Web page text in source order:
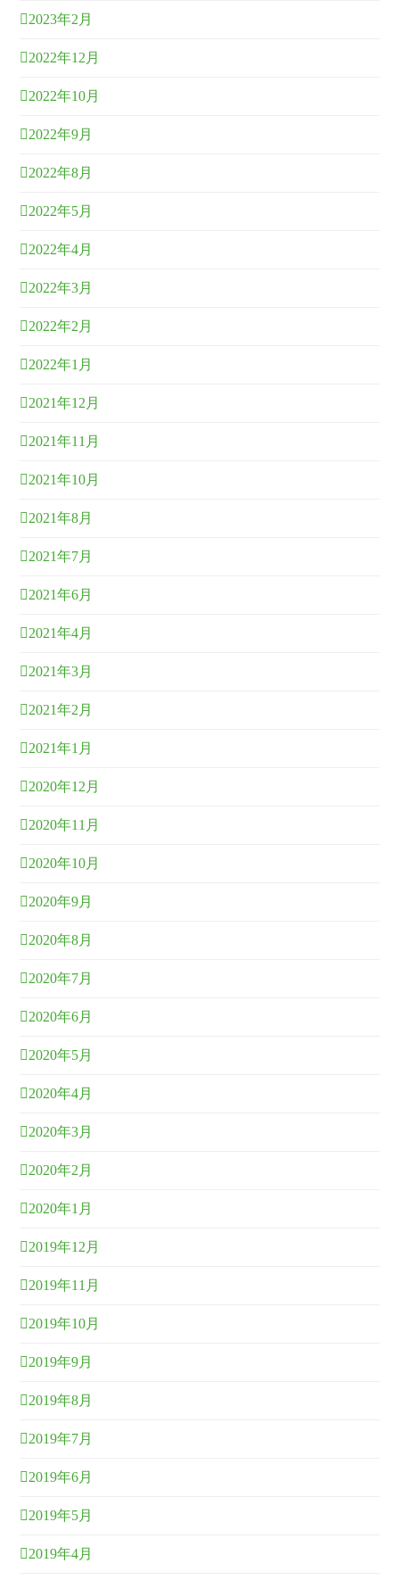
2023年2月
2022年12月
2022年10月
2022年9月
2022年8月
2022年5月
2022年4月
2022年3月
2022年2月
2022年1月
2021年12月
2021年11月
2021年10月
2021年8月
2021年7月
2021年6月
2021年4月
2021年3月
2021年2月
2021年1月
2020年12月
2020年11月
2020年10月
2020年9月
2020年8月
2020年7月
2020年6月
2020年5月
2020年4月
2020年3月
2020年2月
2020年1月
2019年12月
2019年11月
2019年10月
2019年9月
2019年8月
2019年7月
2019年6月
2019年5月
2019年4月